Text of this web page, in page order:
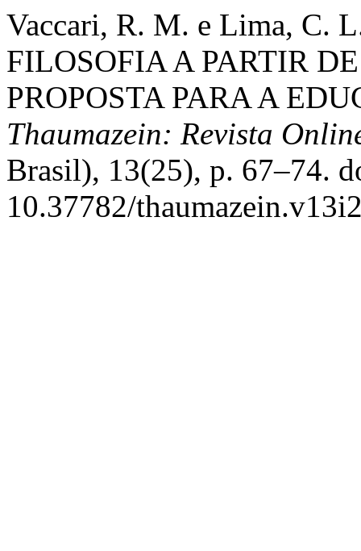
Vaccari, R. M. e Lima, C.
FILOSOFIA A PARTIR
PROPOSTA PARA A
Thaumazein: Revista
Brasil), 13(25), p. 67–74.
10.37782/